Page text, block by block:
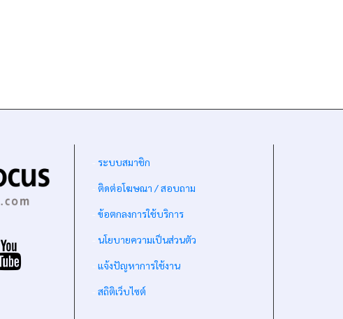
ระบบสมาชิก
ติดต่อโฆษณา / สอบถาม
ข้อตกลงการใช้บริการ
นโยบายความเป็นส่วนตัว
แจ้งปัญหาการใช้งาน
สถิติเว็บไซต์